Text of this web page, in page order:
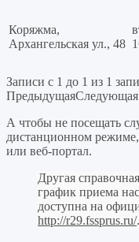
Коряжма,
Архангельская ул., 48
Записи с 1 до 1 из 1
ПредыдущаяСледующая
А чтобы не посещать
дистанционном
или веб-портал.
Другая
график приема
доступна на
http://r29.fssprus.ru/.